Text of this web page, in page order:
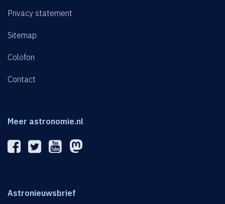
Privacy statement
Sitemap
Colofon
Contact
Meer astronomie.nl
Astronieuwsbrief